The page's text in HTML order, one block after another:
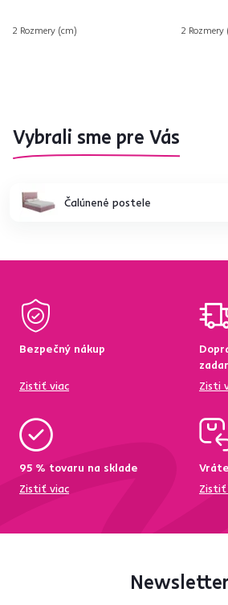
2 Rozmery (cm) 2 Rozmery
Vybrali sme pre Vás
Čalúnené postele
Bezpečný nákup
Zistiť viac
Zisti
95 % tovaru na sklade
Zistiť viac
Zistiť
Newsletter